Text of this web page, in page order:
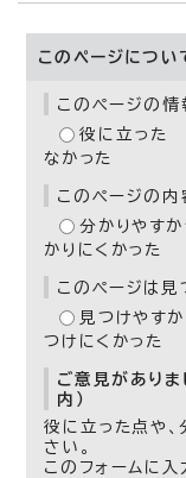
このページについ
このページの情
役に立った
なかった
このページの内
分かりやすか
かりにくかった
このページは見
見つけやすか
つけにくかった
ご意見がありま
内）
役に立った点や
さい。
このフォームに